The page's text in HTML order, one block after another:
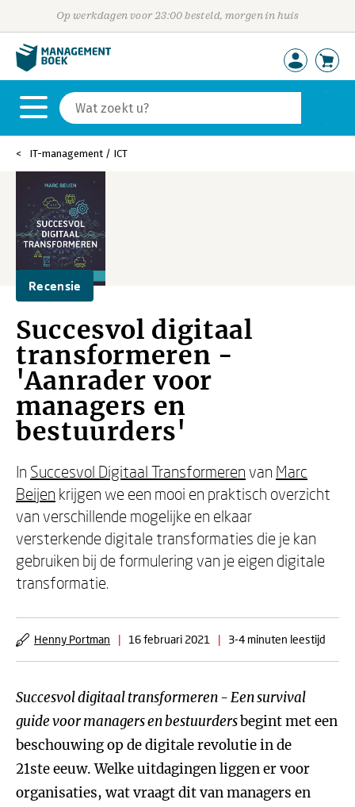
Op werkdagen voor 23:00 besteld, morgen in huis
IT-management / ICT
Recensie
Succesvol digitaal
transformeren -
'Aanrader voor
managers en
bestuurders'
In Succesvol Digitaal Transformeren van Marc
Beijen krijgen we een mooi en praktisch overzicht
van verschillende mogelijke en elkaar
versterkende digitale transformaties die je kan
gebruiken bij de formulering van je eigen digitale
transformatie.
Henny Portman | 16 februari 2021 | 3-4 minuten leestijd
Succesvol digitaal transformeren - Een survival
guide voor managers en bestuurdersbegint met een
beschouwing op de digitale revolutie in de
21ste eeuw. Welke uitdagingen liggen er voor
organisaties, wat vraagt dit van managers en